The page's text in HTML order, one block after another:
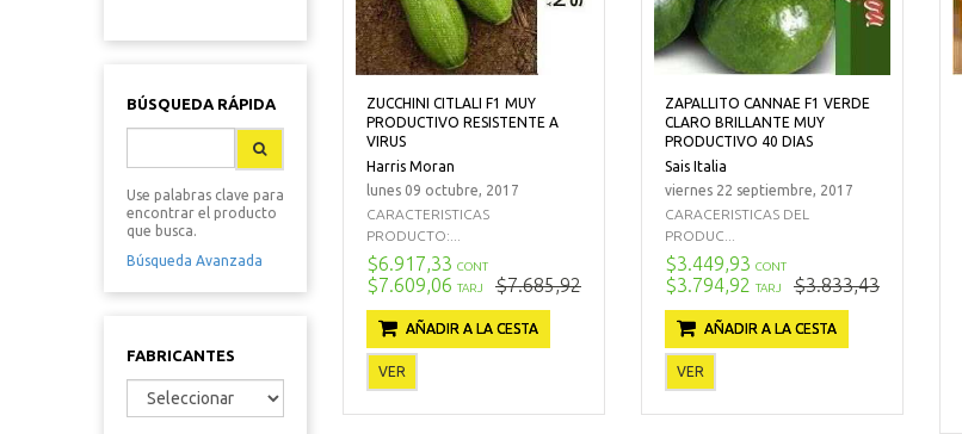
BÚSQUEDA RÁPIDA
Use palabras clave para
encontrar el producto
que busca.
Búsqueda Avanzada
FABRICANTES
ZUCCHINI CITLALI F1 MUY
PRODUCTIVO RESISTENTE A
VIRUS
Harris Moran
lunes 09 octubre, 2017
CARACTERISTICAS
PRODUCTO:...
$6.917,33 CONT
$7.609,06 TARJ $7.685,92
AÑADIR A LA CESTA
VER
ZAPALLITO CANNAE F1 VERDE
CLARO BRILLANTE MUY
PRODUCTIVO 40 DIAS
Sais Italia
viernes 22 septiembre, 2017
CARACERISTICAS DEL
PRODUC...
$3.449,93 CONT
$3.794,92 TARJ $3.833,43
AÑADIR A LA CESTA
VER